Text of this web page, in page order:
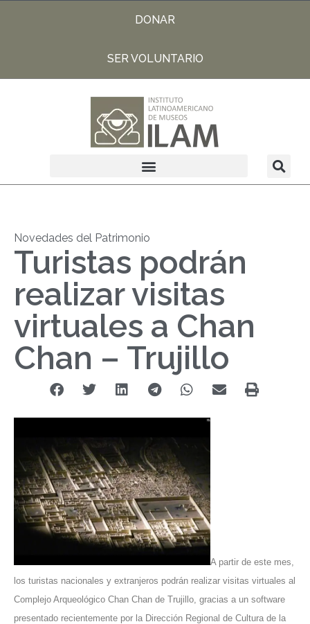
DONAR
SER VOLUNTARIO
Novedades del Patrimonio
Turistas podrán
realizar visitas
virtuales a Chan
Chan – Trujillo
A partir de este mes,
los turistas nacionales y extranjeros podrán realizar visitas virtuales al
Complejo Arqueológico Chan Chan de Trujillo, gracias a un software
presentado recientemente por la Dirección Regional de Cultura de la